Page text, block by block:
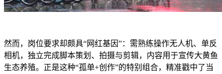
然而，岗位要求却颇具“网红基因”：需熟练操作无人机、单反
相机，独立完成脚本策划、拍摄与剪辑，内容用于宣传大黄鱼
生态养殖。正是这种“孤单+创作”的特别组合，精准戳中了当